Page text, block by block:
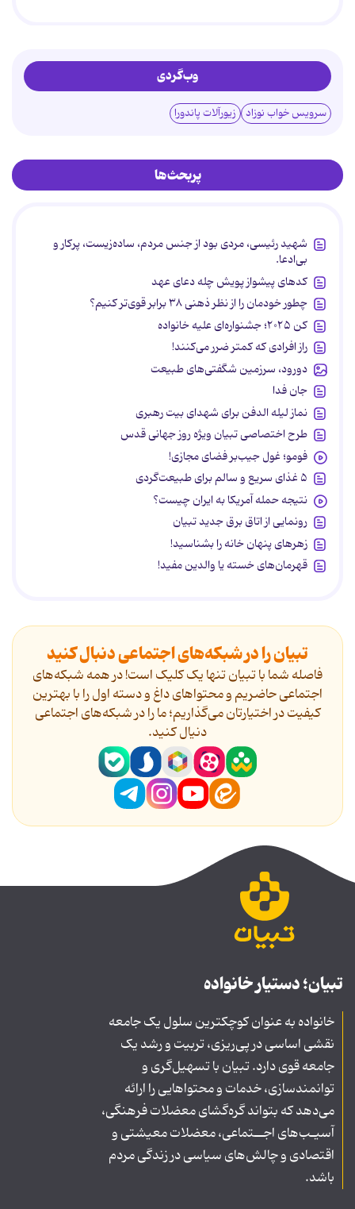
وب‌گردی
سرویس خواب نوزاد زیورآلات پاندورا
پربحث‌ها
شهید رئیسی، مردی بود از جنس مردم، ساده‌زیست، پرکار و
بی‌ادعا.
کدهای پیشواز پویش چله دعای عهد
چطور خودمان را از نظر ذهنی ۳۸ برابر قوی‌تر کنیم؟
کن ۲۰۲۵؛ جشنواره‌ای علیه خانواده
راز افرادی که کمتر ضرر می‌کنند!
دورود، سرزمین شگفتی‌های طبیعت
جان فدا
نماز لیله الدفن برای شهدای بیت رهبری
طرح اختصاصی تبیان ویژه روز جهانی قدس
فومو؛ غول جیب‌بر فضای مجازی!
۵ غذای سریع و سالم برای طبیعت‌گردی
نتیجه حمله آمریکا به ایران چیست؟
رونمایی از اتاق برق جدید تبیان
زهرهای پنهان خانه را بشناسید!
قهرمان‌های خسته یا والدین مفید!
تبیان را در شبکه‌های اجتماعی دنبال کنید
فاصله شما با تبیان تنها یک کلیک است! در همه شبکه‌های
اجتماعی حاضریم و محتواهای داغ و دسته اول را با بهترین
کیفیت در اختیارتان می‌گذاریم؛ ما را در شبکه‌های اجتماعی
دنیال کنید.
تبیان؛ دستیار خانواده
خانواده به عنوان کوچکترین سلول یک جامعه
نقشی اساسی در پی‌ریزی، تربیت و رشد یک
جامعه قوی دارد. تبیان با تسهیل‌گری و
توانمندسازی، خدمات و محتواهایی را ارائه
می‌دهد که بتواند گره‌گشای معضلات فرهنگی،
آسیـب‌های اجــتماعی، معضلات معیشتی و
اقتصادی و چالش‌های سیاسی در زندگی مردم
باشد.